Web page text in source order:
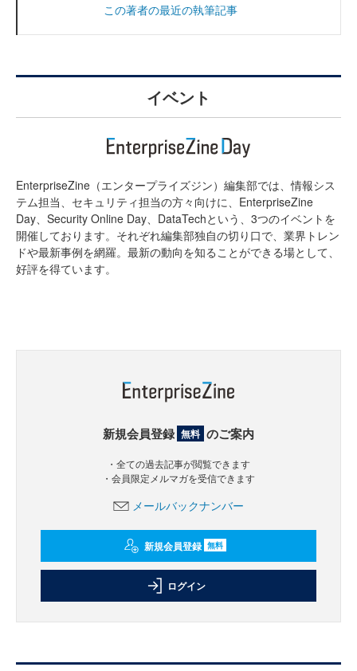
この著者の最近の執筆記事
イベント
EnterpriseZine（エンタープライズジン）編集部では、情報シス
テム担当、セキュリティ担当の方々向けに、EnterpriseZine
Day、Security Online Day、DataTechという、3つのイベントを
開催しております。それぞれ編集部独自の切り口で、業界トレン
ドや最新事例を網羅。最新の動向を知ることができる場として、
好評を得ています。
新規会員登録 無料 のご案内
・全ての過去記事が閲覧できます
・会員限定メルマガを受信できます
メールバックナンバー
新規会員登録 無料
ログイン